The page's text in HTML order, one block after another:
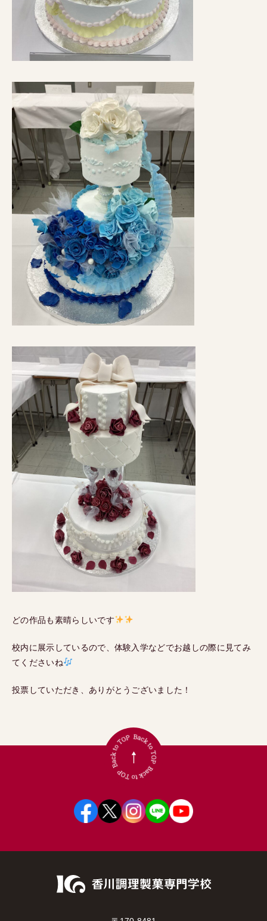
どの作品も素晴らしいです
校内に展示しているので、体験入学などでお越しの際に見てみ
てくださいね
投票していただき、ありがとうございました！